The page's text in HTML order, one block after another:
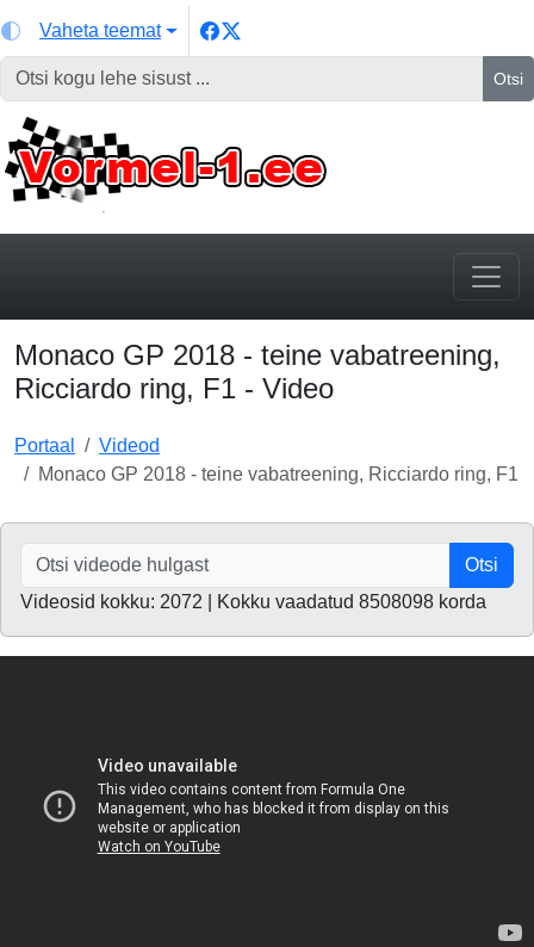
Vaheta teemat
Otsi
Monaco GP 2018 - teine vabatreening,
Ricciardo ring, F1 - Video
Portaal
Videod
Monaco GP 2018 - teine vabatreening, Ricciardo ring, F1
Otsi
Videosid kokku: 2072 | Kokku vaadatud 8508098 korda